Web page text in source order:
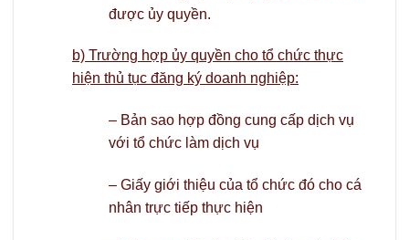
được ủy quyền.
b) Trường hợp ủy quyền cho tổ chức thực
hiện thủ tục đăng ký doanh nghiệp:
– Bản sao hợp đồng cung cấp dịch vụ
với tổ chức làm dịch vụ
– Giấy giới thiệu của tổ chức đó cho cá
nhân trực tiếp thực hiện